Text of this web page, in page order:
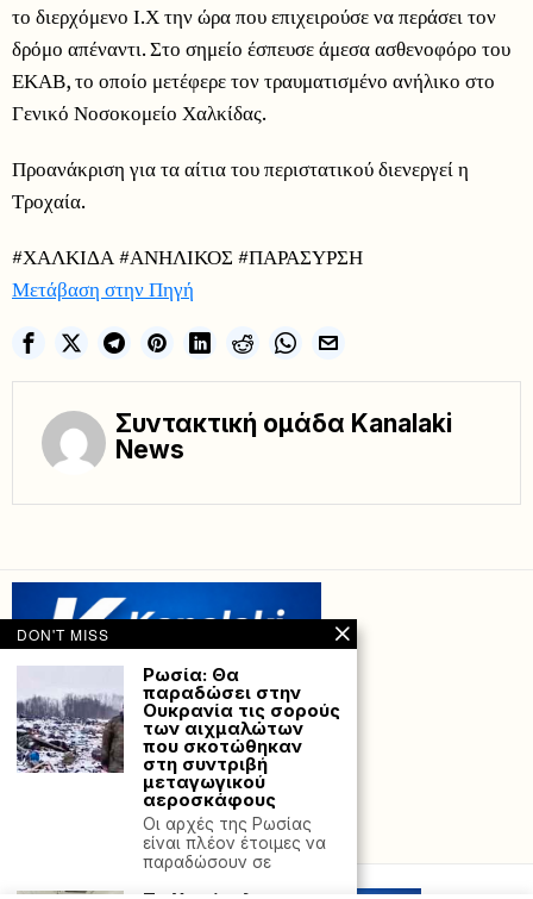
το διερχόμενο Ι.Χ την ώρα που επιχειρούσε να περάσει τον
δρόμο απέναντι. Στο σημείο έσπευσε άμεσα ασθενοφόρο του
ΕΚΑΒ, το οποίο μετέφερε τον τραυματισμένο ανήλικο στο
Γενικό Νοσοκομείο Χαλκίδας.
Προανάκριση για τα αίτια του περιστατικού διενεργεί η
Τροχαία.
#ΧΑΛΚΙΔΑ #ΑΝΗΛΙΚΟΣ #ΠΑΡΑΣΥΡΣΗ
Μετάβαση στην Πηγή
Συντακτική ομάδα Kanalaki
News
by Hostville”)
DON'T MISS
Ρωσία: Θα
παραδώσει στην
Ουκρανία τις σορούς
των αιχμαλώτων
που σκοτώθηκαν
στη συντριβή
μεταγωγικού
αεροσκάφους
Οι αρχές της Ρωσίας
είναι πλέον έτοιμες να
παραδώσουν σε